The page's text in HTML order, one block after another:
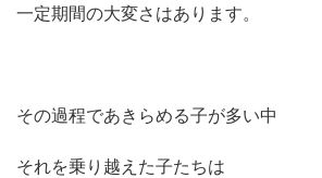
一定期間の大変さはあります。
その過程であきらめる子が多い中
それを乗り越えた子たちは